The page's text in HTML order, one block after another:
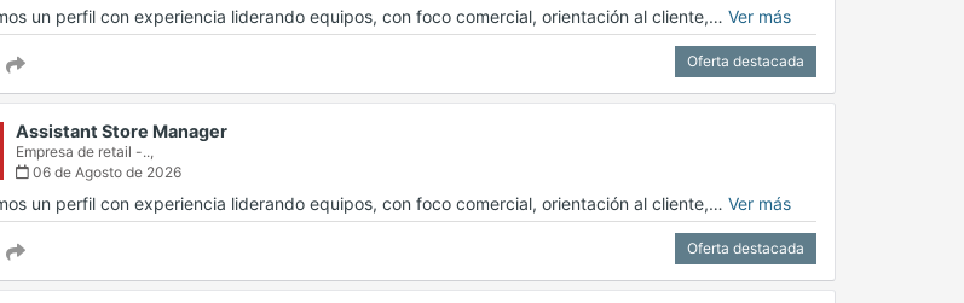
un perfil con experiencia liderando equipos, con foco comercial, orientación al cliente,… Ver más
Oferta destacada
Assistant Store Manager
Empresa de retail -..,
06 de Agosto de 2026
un perfil con experiencia liderando equipos, con foco comercial, orientación al cliente,… Ver más
Oferta destacada